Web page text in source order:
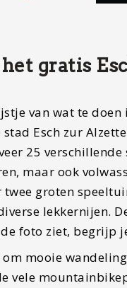
gratis
van wat te
Esch zur
25
maar ook
groten
lekkernijen.
foto ziet, begrijp
mooie
vele